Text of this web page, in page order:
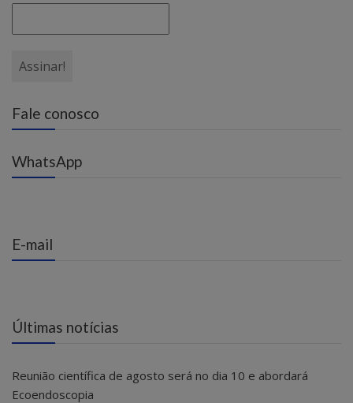
Fale conosco
WhatsApp
E-mail
Últimas notícias
Reunião científica de agosto será no dia 10 e abordará
Ecoendoscopia